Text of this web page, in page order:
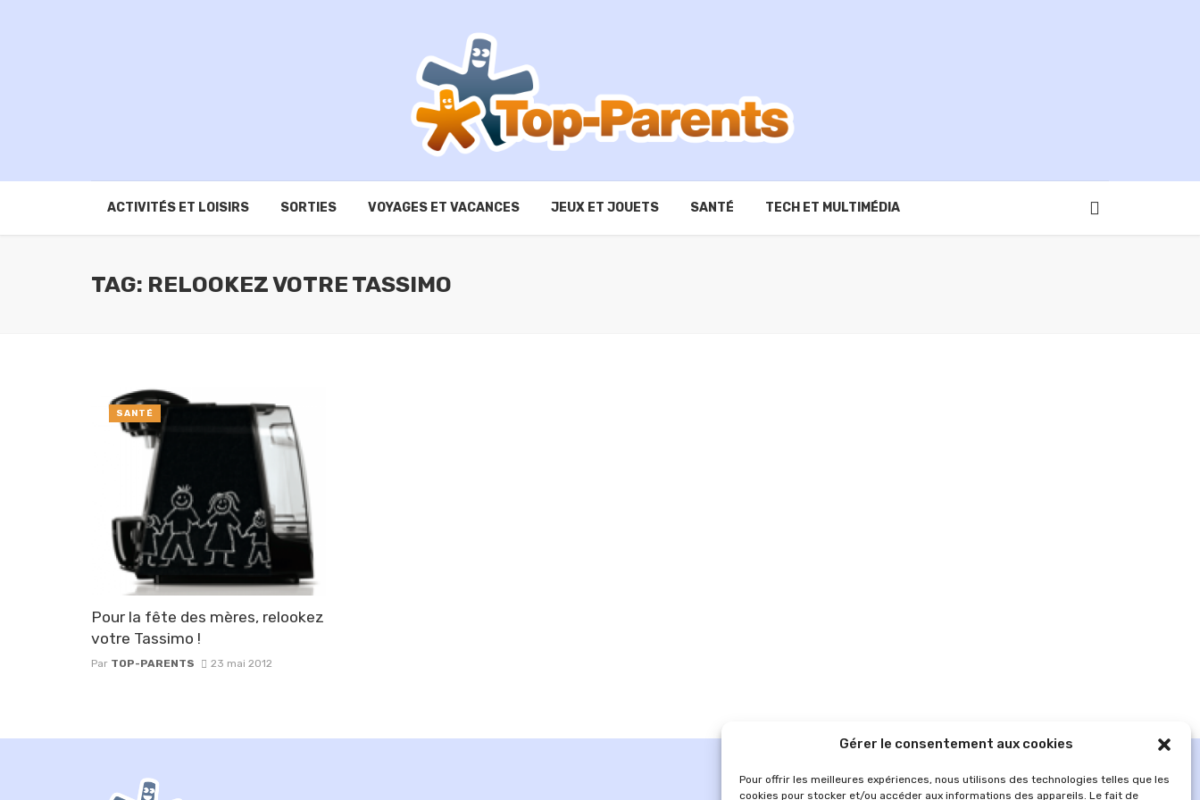
Gérer le consentement aux cookies
Pour offrir les meilleures expériences, nous utilisons des technologies telles que les
cookies pour stocker et/ou accéder aux informations des appareils. Le fait de
ACTIVITÉS ET LOISIRS SORTIES VOYAGES ET VACANCES JEUX ET JOUETS SANTÉ TECH ET MULTIMÉDIA
TAG: RELOOKEZ VOTRE TASSIMO
Pour la fête des mères, relookez
votre Tassimo !
Par TOP-PARENTS 23 mai 2012
SANTÉ